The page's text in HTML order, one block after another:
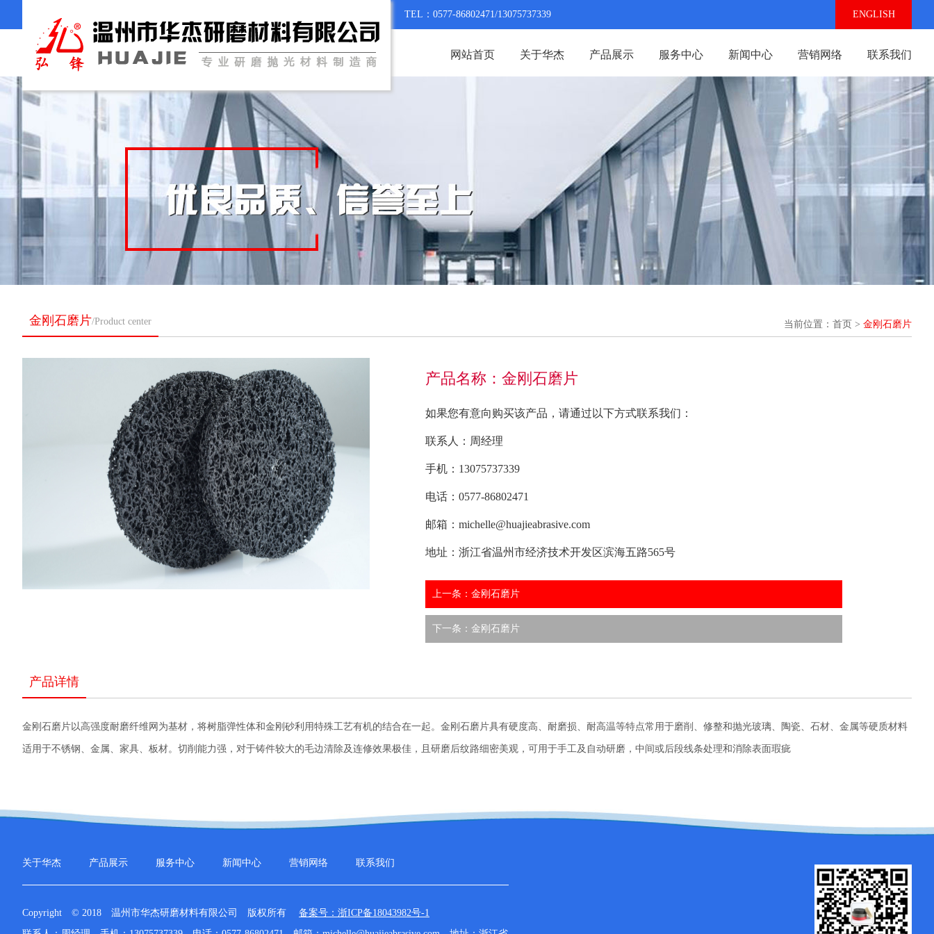
TEL：0577-86802471/13075737339 ENGLISH
网站首页 关于华杰 产品展示 服务中心 新闻中心 营销网络 联系我们
金刚石磨片/Product center 当前位置：首页 > 金刚石磨片
产品名称：金刚石磨片
如果您有意向购买该产品，请通过以下方式联系我们：
联系人：周经理
手机：13075737339
电话：0577-86802471
邮箱：michelle@huajieabrasive.com
地址：浙江省温州市经济技术开发区滨海五路565号
上一条：金刚石磨片
下一条：金刚石磨片
产品详情
金刚石磨片以高强度耐磨纤维网为基材，将树脂弹性体和金刚砂利用特殊工艺有机的结合在一起。金刚石磨片具有硬度高、耐磨损、耐高温等特点常用于磨削、修整和抛光玻璃、陶瓷、石材、金属等硬质材料
适用于不锈钢、金属、家具、板材。切削能力强，对于铸件较大的毛边清除及连修效果极佳，且研磨后纹路细密美观，可用于手工及自动研磨，中间或后段线条处理和消除表面瑕疵
关于华杰 产品展示 服务中心 新闻中心 营销网络 联系我们
Copyright © 2018 温州市华杰研磨材料有限公司 版权所有 备案号：浙ICP备18043982号-1